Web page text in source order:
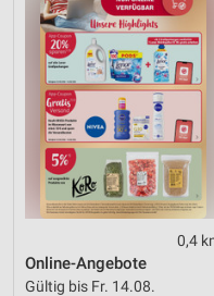
0,4
Online-Angebote
Gültig bis Fr. 14.08.